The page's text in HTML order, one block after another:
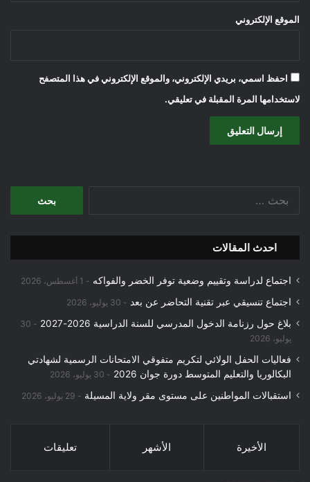
الموقع الإلكتروني
احفظ اسمي، بريدي الإلكتروني، والموقع الإلكتروني في هذا المتصفح
لاستخدامها المرة المقبلة في تعليقي.
احدث المقالات
اجتماع لدراسة وتقييم وضعية توفر الخضر والفواكه 1 أغسطس، 2026
اجتماع تنسيقي عبر تقنية التحاضر عن بعد 30 يوليو، 2026
بلاغ حول رزنامة الدخول المدرسي للسنة الدراسية 2026-2027
30
يوليو، 2026
فعاليات الحفل الولائي لتكريم متفوقي الامتحانات الرسمية لشهادتي
البكالوريا والتعليم المتوسط دورة جوان 2026
30 يوليو، 2026
استقبالات المواطنين على مستوى مقر ولاية المسيلة 29 يوليو، 2026
الأخيرة الأشهر تعليقات